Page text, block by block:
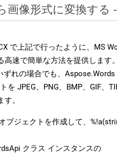
画像形式に変換す
で上記で行ったように、MS
高速で簡単な方法を提供します
ずれの場合でも、
を JPEG、PNG、BMP、GIF、
。
ブジェクトを作成して、
クラス インスタンスの